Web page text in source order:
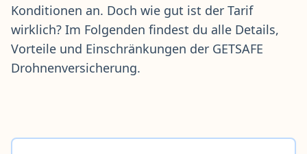
Konditionen an. Doch wie gut ist der Tarif
wirklich? Im Folgenden findest du alle Details,
Vorteile und Einschränkungen der GETSAFE
Drohnenversicherung.